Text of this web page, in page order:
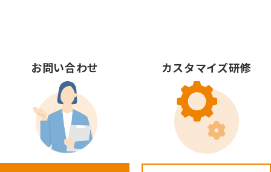
お問い合わせ カスタマイズ研修